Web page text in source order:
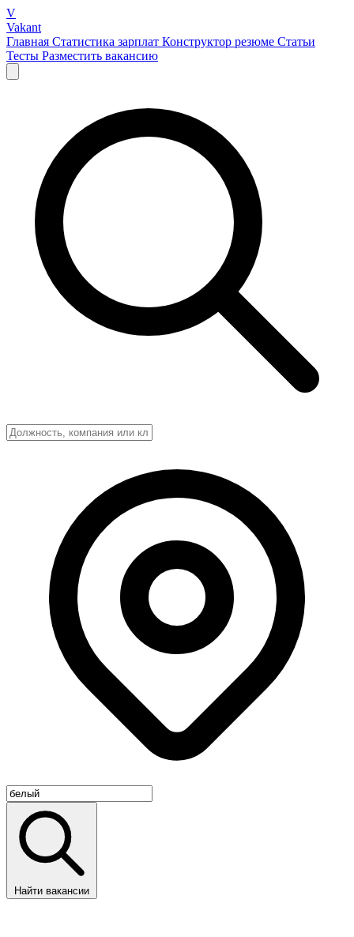
V
Vakant
Главная Статистика зарплат Конструктор резюме Статьи
Тесты Разместить вакансию
Найти вакансии